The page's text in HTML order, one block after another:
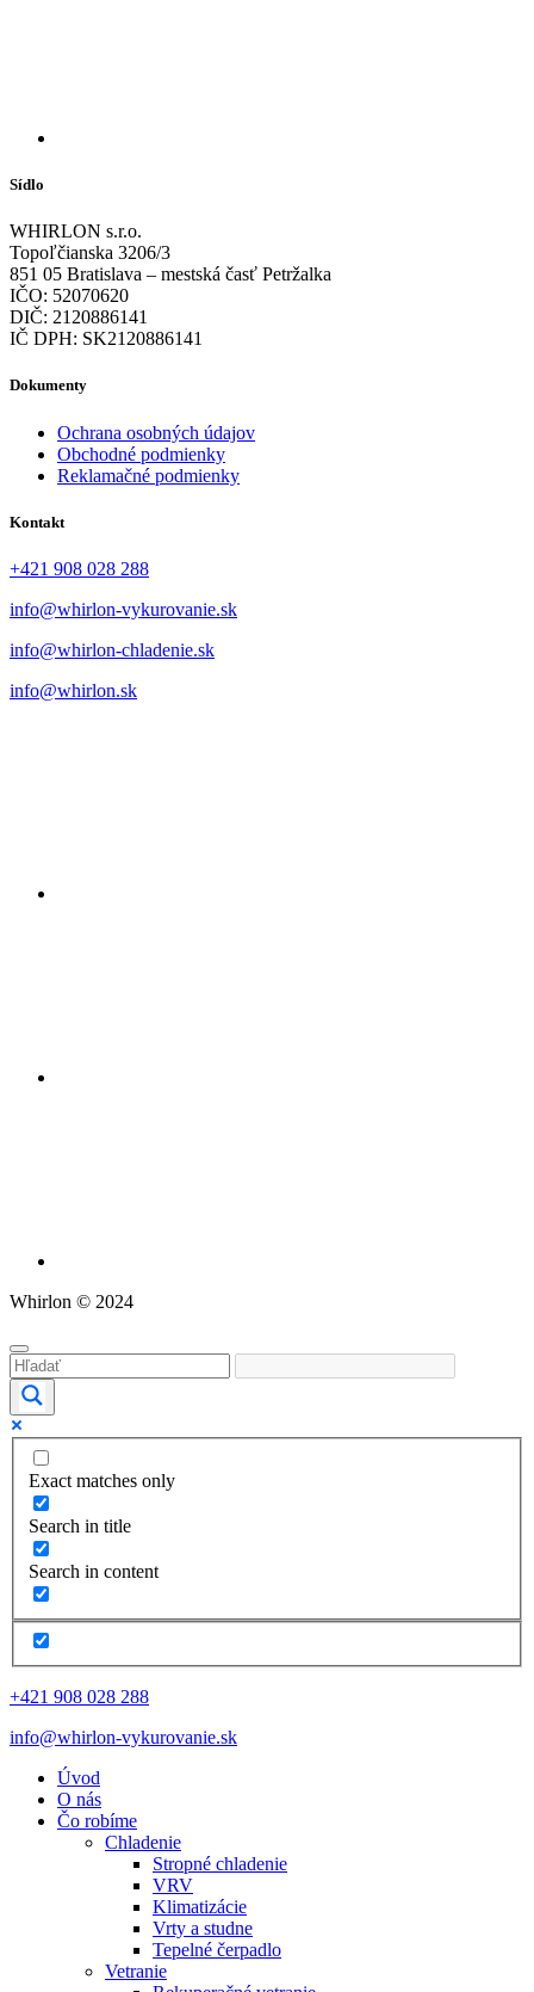
Sídlo
WHIRLON s.r.o.
Topoľčianska 3206/3
851 05 Bratislava – mestská časť Petržalka
IČO: 52070620
DIČ: 2120886141
IČ DPH: SK2120886141
Dokumenty
Ochrana osobných údajov
Obchodné podmienky
Reklamačné podmienky
Kontakt
+421 908 028 288
info@whirlon-vykurovanie.sk
info@whirlon-chladenie.sk
info@whirlon.sk
Whirlon © 2024
Exact matches only
Search in title
Search in content
+421 908 028 288
info@whirlon-vykurovanie.sk
Úvod
O nás
Čo robíme
Chladenie
Stropné chladenie
VRV
Klimatizácie
Vrty a studne
Tepelné čerpadlo
Vetranie